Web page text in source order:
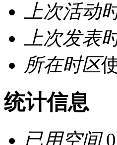
上次活动
上次发表
所在时区
统计信息
已用空间0